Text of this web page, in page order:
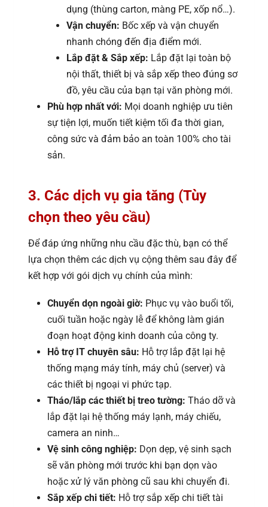
dụng (thùng carton, màng PE, xốp nổ…).
Vận chuyển: Bốc xếp và vận chuyển
nhanh chóng đến địa điểm mới.
Lắp đặt & Sắp xếp: Lắp đặt lại toàn bộ
nội thất, thiết bị và sắp xếp theo đúng sơ
đồ, yêu cầu của bạn tại văn phòng mới.
Phù hợp nhất với: Mọi doanh nghiệp ưu tiên
sự tiện lợi, muốn tiết kiệm tối đa thời gian,
công sức và đảm bảo an toàn 100% cho tài
sản.
3. Các dịch vụ gia tăng (Tùy
chọn theo yêu cầu)
Để đáp ứng những nhu cầu đặc thù, bạn có thể
lựa chọn thêm các dịch vụ cộng thêm sau đây để
kết hợp với gói dịch vụ chính của mình:
Chuyển dọn ngoài giờ: Phục vụ vào buổi tối,
cuối tuần hoặc ngày lễ để không làm gián
đoạn hoạt động kinh doanh của công ty.
Hỗ trợ IT chuyên sâu: Hỗ trợ lắp đặt lại hệ
thống mạng máy tính, máy chủ (server) và
các thiết bị ngoại vi phức tạp.
Tháo/lắp các thiết bị treo tường: Tháo dỡ và
lắp đặt lại hệ thống máy lạnh, máy chiếu,
camera an ninh…
Vệ sinh công nghiệp: Dọn dẹp, vệ sinh sạch
sẽ văn phòng mới trước khi bạn dọn vào
hoặc xử lý văn phòng cũ sau khi chuyển đi.
Sắp xếp chi tiết: Hỗ trợ sắp xếp chi tiết tài